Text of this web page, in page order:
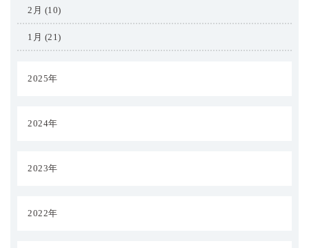
2月 (10)
1月 (21)
2025年
2024年
2023年
2022年